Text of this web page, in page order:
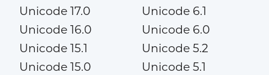
Unicode 17.0
Unicode 16.0
Unicode 15.1
Unicode 15.0
Unicode 6.1
Unicode 6.0
Unicode 5.2
Unicode 5.1